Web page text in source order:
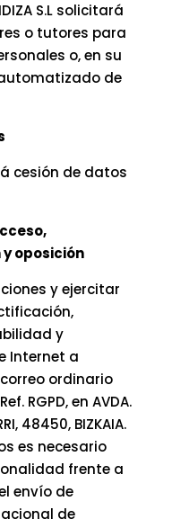
S.L solicitará
o tutores para
o, en su
de
cesión de datos
oposición
y ejercitar
y
Internet a
ordinario
RGPD, en AVDA.
48450, BIZKAIA.
es necesario
frente a
envío de
de